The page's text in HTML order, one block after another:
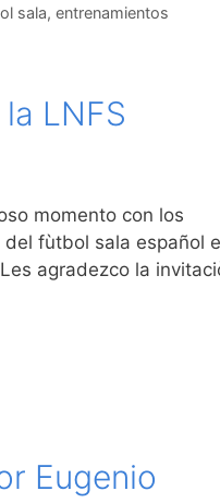
sala, entrenamientos
LNFS
momento con los
fùtbol sala español e
agradezco la
Eugenio